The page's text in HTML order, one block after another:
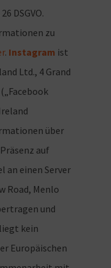
DSGVO.
zu
. Instagram ist
Ltd., 4 Grand
über
auf
an einen Server
Road, Menlo
und
kein
Europäischen